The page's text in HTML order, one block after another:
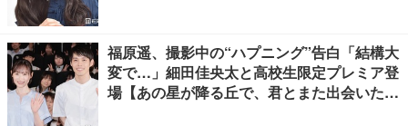
福原遥、撮影中の“ハプニング”告白「結構大
変で…」細田佳央太と高校生限定プレミア登
場【あの星が降る丘で、君とまた出会いた